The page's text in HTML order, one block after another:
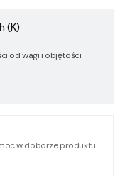
(K)
od wagi i objętości
w doborze produktu